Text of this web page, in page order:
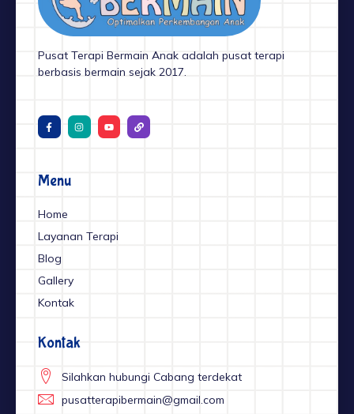
Pusat Terapi Bermain Anak adalah pusat terapi
berbasis bermain sejak 2017.
F
a
c
o
k
I
n
s
Y
o
u
L
i
n
Menu
Home
Layanan Terapi
Blog
Gallery
Kontak
Kontak
Silahkan hubungi Cabang terdekat
pusatterapibermain@gmail.com